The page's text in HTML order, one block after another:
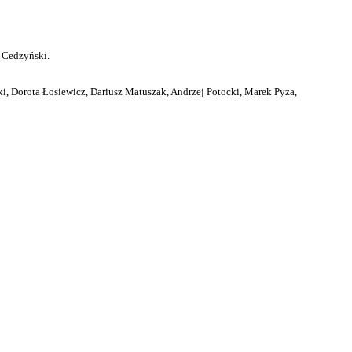
Dorota Łosiewicz, Dariusz Matuszak, Andrzej Potocki, Marek Pyza,